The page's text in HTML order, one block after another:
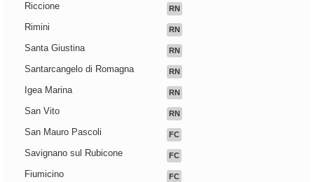
Riccione RN
Rimini RN
Santa Giustina RN
Santarcangelo di Romagna RN
Igea Marina RN
San Vito RN
San Mauro Pascoli FC
Savignano sul Rubicone FC
Fiumicino FC